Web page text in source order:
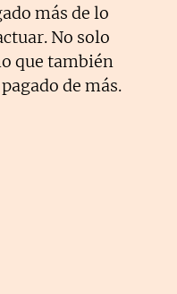
más de lo
No solo
que también
de más.